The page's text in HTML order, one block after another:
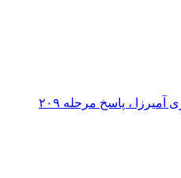
جواب مرحله 200 تا 400 بازی آمیرزا ، پاسخ مرحله ۲۰۹